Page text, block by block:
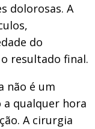
dolorosas. A
do
resultado final.
não é um
qualquer hora
A cirurgia